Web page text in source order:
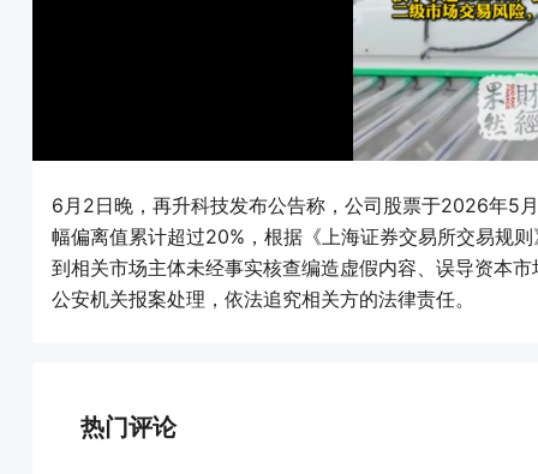
6月2日晚，再升科技发布公告称，公司股票于2026年5
幅偏离值累计超过20%，根据《上海证券交易所交易规
到相关市场主体未经事实核查编造虚假内容、误导资本
公安机关报案处理，依法追究相关方的法律责任。
热门评论